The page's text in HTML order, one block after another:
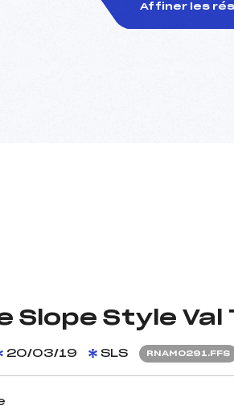
Affiner les
Slope Style Val
20/03/19 SLS RNAM0291.FFS